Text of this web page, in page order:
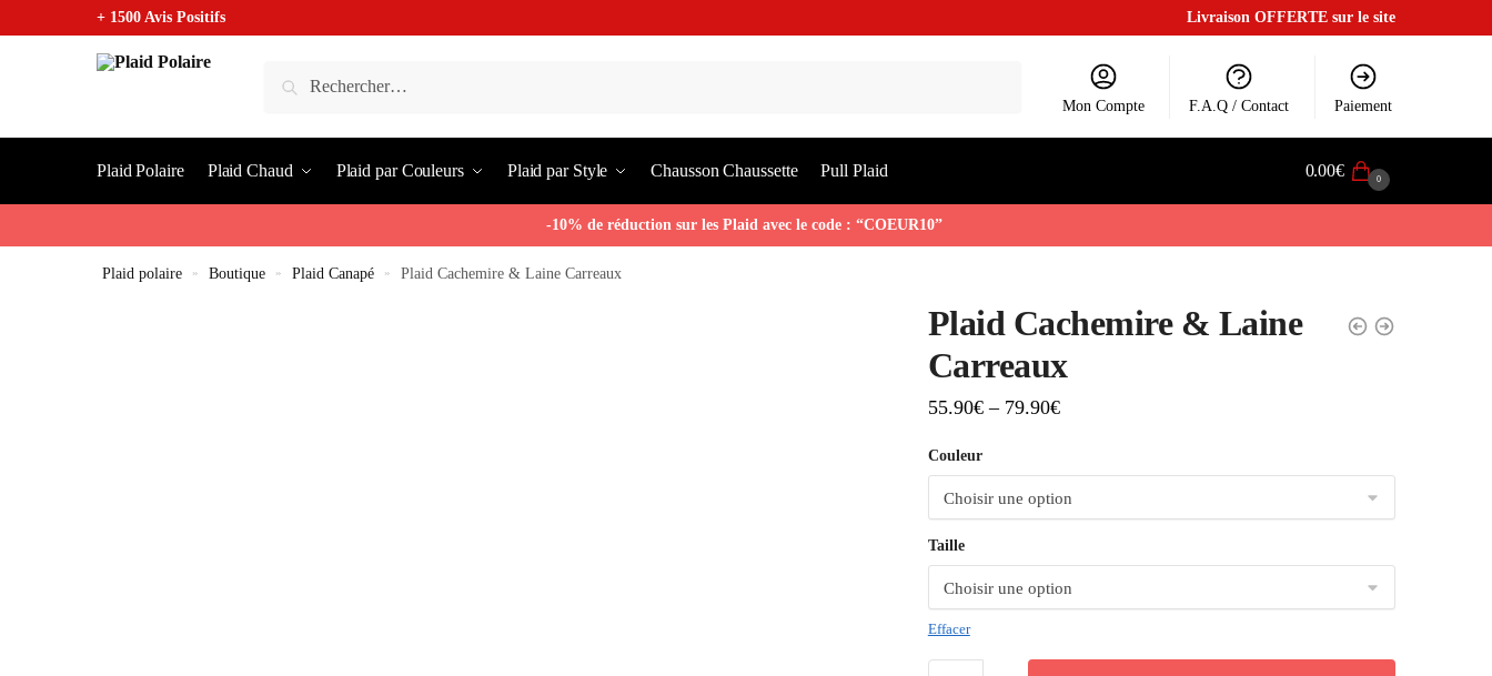
+ 1500 Avis Positifs Livraison OFFERTE sur le site
Mon Compte F.A.Q / Contact Paiement
Plaid Polaire Plaid Chaud Plaid par Couleurs Plaid par Style Chausson Chaussette Pull Plaid 0.00€ 0
-10% de réduction sur les Plaid avec le code : “COEUR10”
Plaid polaire » Boutique » Plaid Canapé » Plaid Cachemire & Laine Carreaux
Plaid Cachemire & Laine
Carreaux
55.90€– 79.90€
Couleur
Taille
Effacer